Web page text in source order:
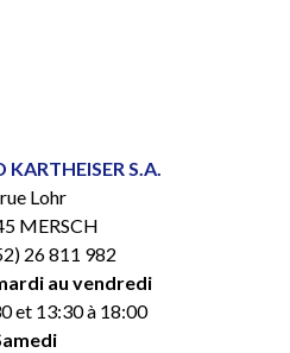
S.A.
Lohr
MERSCH
26 811 982
au vendredi
et 13:30 à 18:00